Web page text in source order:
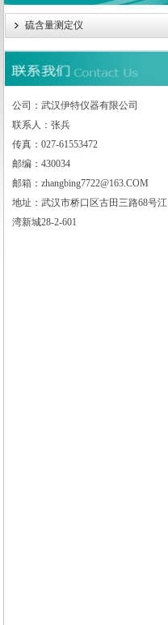
武汉伊特仪器有限公司
硫含量测定仪
公司：武汉伊特仪器有限公司
联系人：张兵
传真：027-61553472
邮编：430034
邮箱：zhangbing7722@163.COM
地址：武汉市桥口区古田三路68号江
湾新城28-2-601